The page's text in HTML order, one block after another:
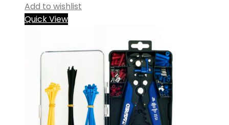
Add to wishlist
Quick View